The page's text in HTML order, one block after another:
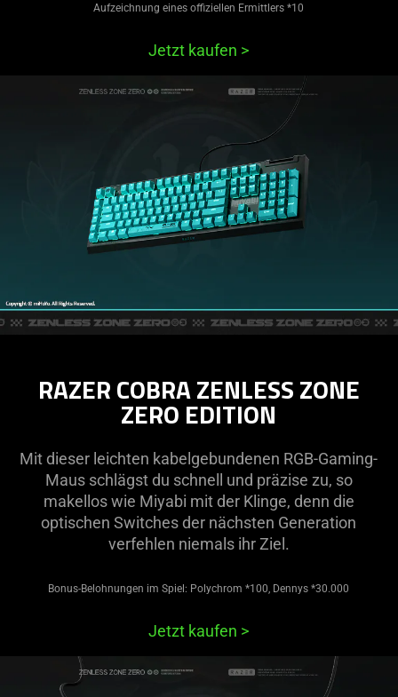
Aufzeichnung eines offiziellen Ermittlers *10
Jetzt kaufen >
RAZER COBRA ZENLESS ZONE
ZERO EDITION
Mit dieser leichten kabelgebundenen RGB-Gaming-
Maus schlägst du schnell und präzise zu, so
makellos wie Miyabi mit der Klinge, denn die
optischen Switches der nächsten Generation
verfehlen niemals ihr Ziel.
Bonus-Belohnungen im Spiel: Polychrom *100, Dennys *30.000
Jetzt kaufen >